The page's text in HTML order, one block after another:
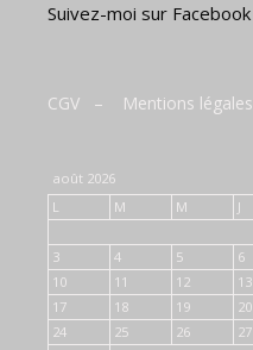
Suivez-moi sur Facebook
CGV – Mentions légales
août 2026
L
M M J
3
4 5 6
10
11 12 13
17
18 19 20
24
25 26 27